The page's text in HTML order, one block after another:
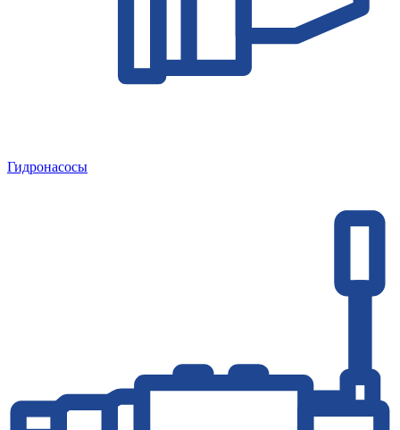
Гидронасосы